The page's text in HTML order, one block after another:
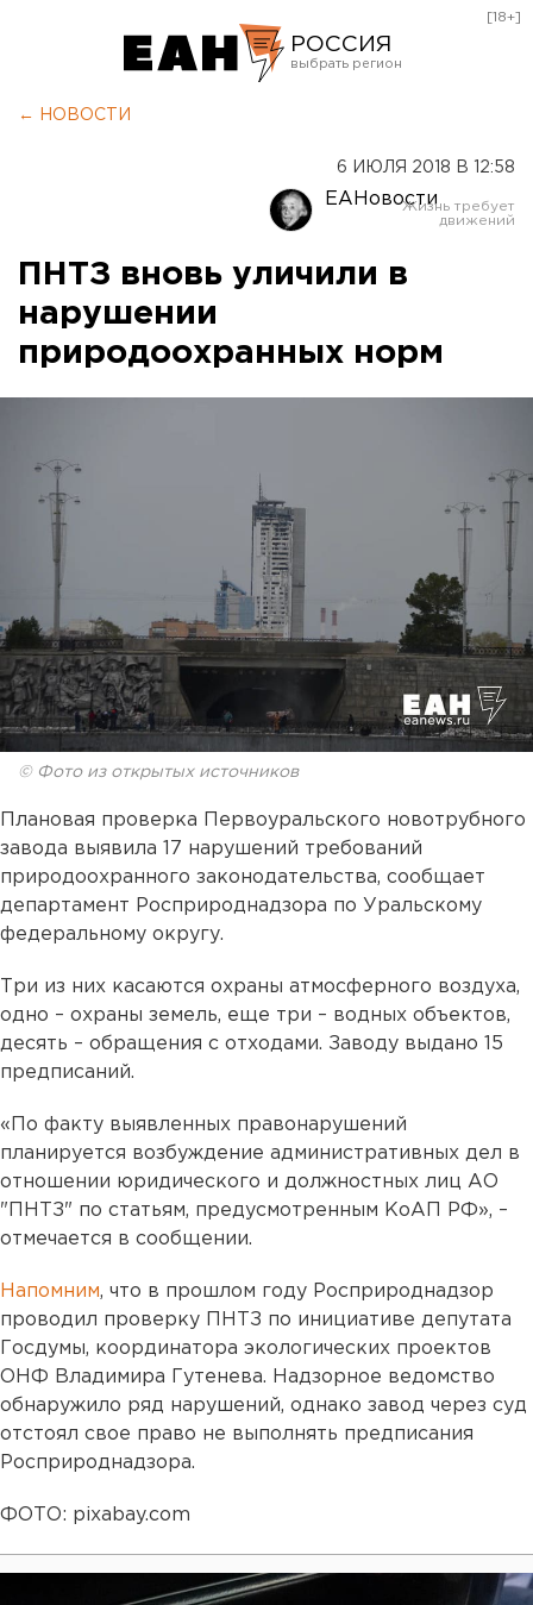
РОССИЯ
Оренбург
[18+]
← НОВОСТИ
6 ИЮЛЯ 2018 В 12:58
ЕАНовости
ПНТЗ вновь уличили в
нарушении
природоохранных норм
© Фото из открытых источников
Плановая проверка Первоуральского новотрубного
завода выявила 17 нарушений требований
природоохранного законодательства, сообщает
департамент Росприроднадзора по Уральскому
федеральному округу.
Три из них касаются охраны атмосферного воздуха,
одно – охраны земель, еще три – водных объектов,
десять – обращения с отходами. Заводу выдано 15
предписаний.
«По факту выявленных правонарушений
планируется возбуждение административных дел в
отношении юридического и должностных лиц АО
"ПНТЗ" по статьям, предусмотренным КоАП РФ», –
отмечается в сообщении.
Напомним, что в прошлом году Росприроднадзор
проводил проверку ПНТЗ по инициативе депутата
Госдумы, координатора экологических проектов
ОНФ Владимира Гутенева. Надзорное ведомство
обнаружило ряд нарушений, однако завод через суд
отстоял свое право не выполнять предписания
Росприроднадзора.
ФОТО: pixabay.com